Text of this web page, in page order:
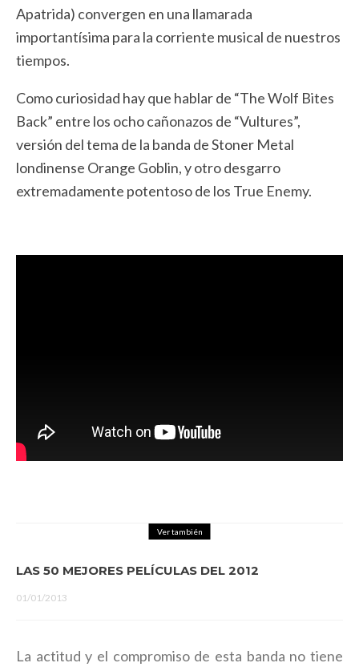
Apatrida) convergen en una llamarada
importantísima para la corriente musical de nuestros
tiempos.
Como curiosidad hay que hablar de “The Wolf Bites
Back” entre los ocho cañonazos de “Vultures”,
versión del tema de la banda de Stoner Metal
londinense Orange Goblin, y otro desgarro
extremadamente potentoso de los True Enemy.
Ver también
LAS 50 MEJORES PELÍCULAS DEL 2012
01/01/2013
La actitud y el compromiso de esta banda no tiene